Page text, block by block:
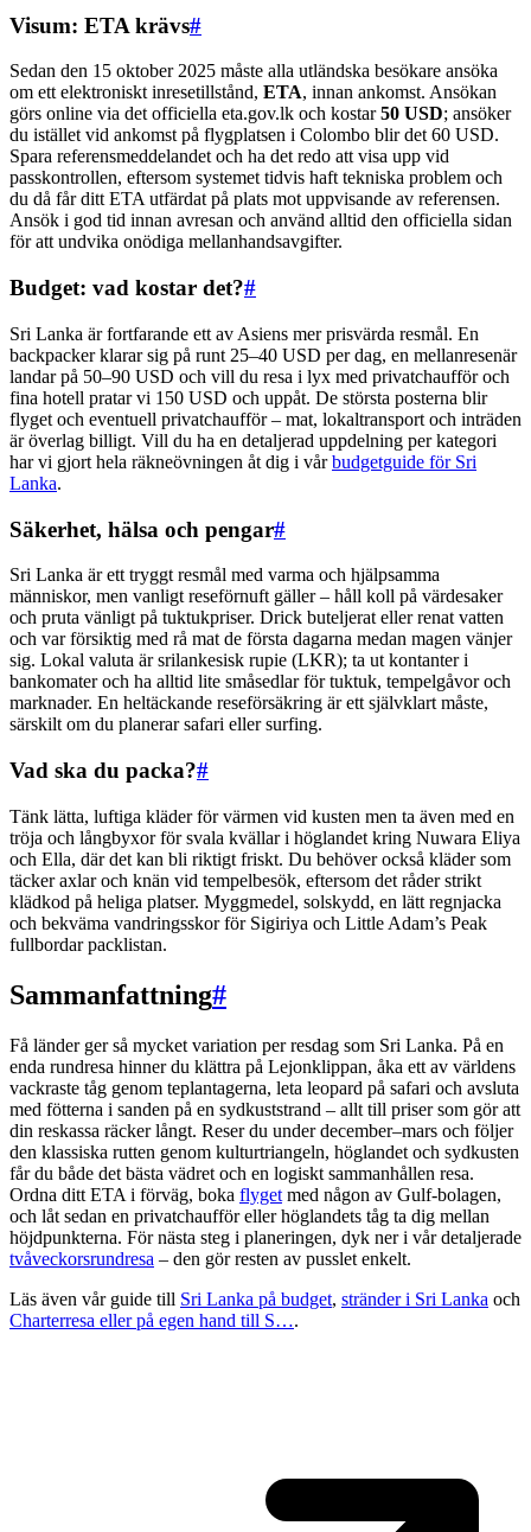
Visum: ETA krävs#
Sedan den 15 oktober 2025 måste alla utländska besökare ansöka
om ett elektroniskt inresetillstånd, ETA, innan ankomst. Ansökan
görs online via det officiella eta.gov.lk och kostar50 USD; ansöker
du istället vid ankomst på flygplatsen i Colombo blir det 60 USD.
Spara referensmeddelandet och ha det redo att visa upp vid
passkontrollen, eftersom systemet tidvis haft tekniska problem och
du då får ditt ETA utfärdat på plats mot uppvisande av referensen.
Ansök i god tid innan avresan och använd alltid den officiella sidan
för att undvika onödiga mellanhandsavgifter.
Budget: vad kostar det?#
Sri Lanka är fortfarande ett av Asiens mer prisvärda resmål. En
backpacker klarar sig på runt 25–40 USD per dag, en mellanresenär
landar på 50–90 USD och vill du resa i lyx med privatchaufför och
fina hotell pratar vi 150 USD och uppåt. De största posterna blir
flyget och eventuell privatchaufför – mat, lokaltransport och inträden
är överlag billigt. Vill du ha en detaljerad uppdelning per kategori
har vi gjort hela räkneövningen åt dig i vårbudgetguide för Sri
Lanka.
Säkerhet, hälsa och pengar#
Sri Lanka är ett tryggt resmål med varma och hjälpsamma
människor, men vanligt reseförnuft gäller – håll koll på värdesaker
och pruta vänligt på tuktukpriser. Drick buteljerat eller renat vatten
och var försiktig med rå mat de första dagarna medan magen vänjer
sig. Lokal valuta är srilankesisk rupie (LKR); ta ut kontanter i
bankomater och ha alltid lite småsedlar för tuktuk, tempelgåvor och
marknader. En heltäckande reseförsäkring är ett självklart måste,
särskilt om du planerar safari eller surfing.
Vad ska du packa?#
Tänk lätta, luftiga kläder för värmen vid kusten men ta även med en
tröja och långbyxor för svala kvällar i höglandet kring Nuwara Eliya
och Ella, där det kan bli riktigt friskt. Du behöver också kläder som
täcker axlar och knän vid tempelbesök, eftersom det råder strikt
klädkod på heliga platser. Myggmedel, solskydd, en lätt regnjacka
och bekväma vandringsskor för Sigiriya och Little Adam’s Peak
fullbordar packlistan.
Sammanfattning#
Få länder ger så mycket variation per resdag som Sri Lanka. På en
enda rundresa hinner du klättra på Lejonklippan, åka ett av världens
vackraste tåg genom teplantagerna, leta leopard på safari och avsluta
med fötterna i sanden på en sydkuststrand – allt till priser som gör att
din reskassa räcker långt. Reser du under december–mars och följer
den klassiska rutten genom kulturtriangeln, höglandet och sydkusten
får du både det bästa vädret och en logiskt sammanhållen resa.
Ordna ditt ETA i förväg, boka flyget med någon av Gulf-bolagen,
och låt sedan en privatchaufför eller höglandets tåg ta dig mellan
höjdpunkterna. För nästa steg i planeringen, dyk ner i vår detaljerade
tvåveckorsrundresa – den gör resten av pusslet enkelt.
Läs även vår guide till Sri Lanka på budget, stränder i Sri Lanka och
Charterresa eller på egen hand till S….